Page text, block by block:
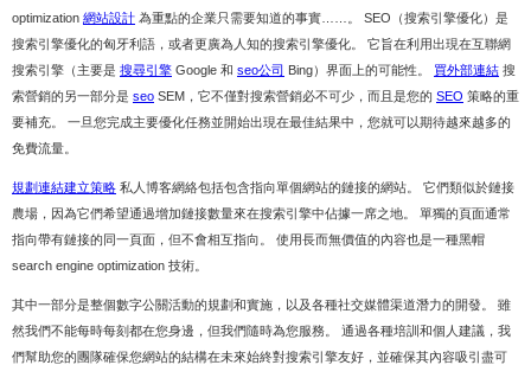
optimization 網站設計 為重點的企業只需要知道的事實……。 SEO（搜索引擎優化）是
搜索引擎優化的匈牙利語，或者更廣為人知的搜索引擎優化。 它旨在利用出現在互聯網
搜索引擎（主要是 搜尋引擎 Google 和 seo公司 Bing）界面上的可能性。 買外部連結 搜
索營銷的另一部分是 seo SEM，它不僅對搜索營銷必不可少，而且是您的 SEO 策略的重
要補充。 一旦您完成主要優化任務並開始出現在最佳結果中，您就可以期待越來越多的
免費流量。
規劃連結建立策略 私人博客網絡包括包含指向單個網站的鏈接的網站。 它們類似於鏈接
農場，因為它們希望通過增加鏈接數量來在搜索引擎中佔據一席之地。 單獨的頁面通常
指向帶有鏈接的同一頁面，但不會相互指向。 使用長而無價值的內容也是一種黑帽
search engine optimization 技術。
其中一部分是整個數字公關活動的規劃和實施，以及各種社交媒體渠道潛力的開發。 雖
然我們不能每時每刻都在您身邊，但我們隨時為您服務。 通過各種培訓和個人建議，我
們幫助您的團隊確保您網站的結構在未來始終對搜索引擎友好，並確保其內容吸引盡可